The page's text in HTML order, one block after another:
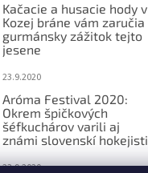
Kačacie a husacie hody v
Kozej bráne vám zaručia
gurmánsky zážitok tejto
jesene
23.9.2020
Aróma Festival 2020:
Okrem špičkových
šéfkuchárov varili aj
známi slovenskí hokejisti
23.9.2020